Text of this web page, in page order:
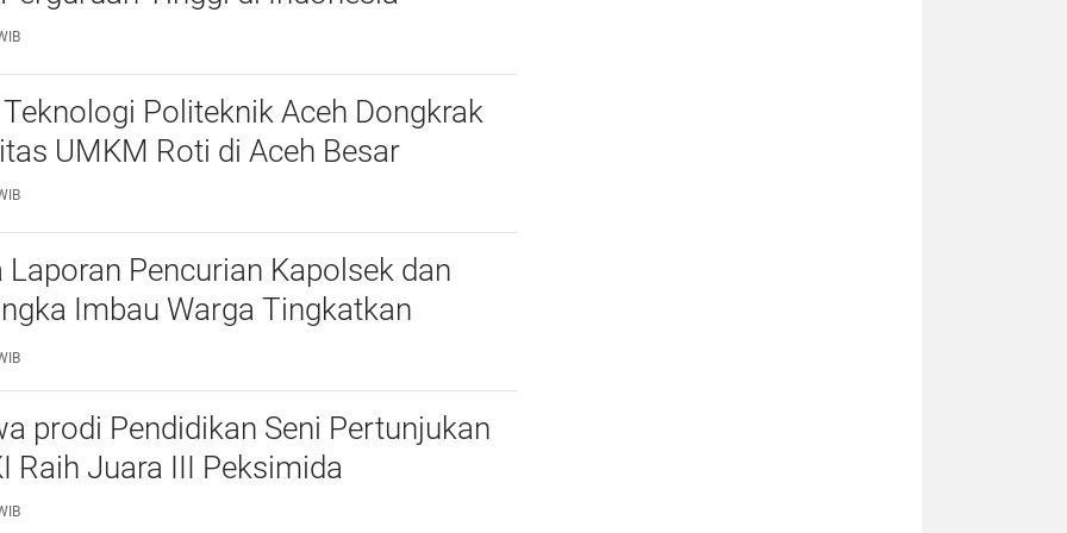
Politeknik Aceh Dongkrak
UMKM Roti di Aceh Besar
Laporan Pencurian Kapolsek dan
Imbau Warga Tingkatkan
prodi Pendidikan Seni Pertunjukan
Raih Juara III Peksimida